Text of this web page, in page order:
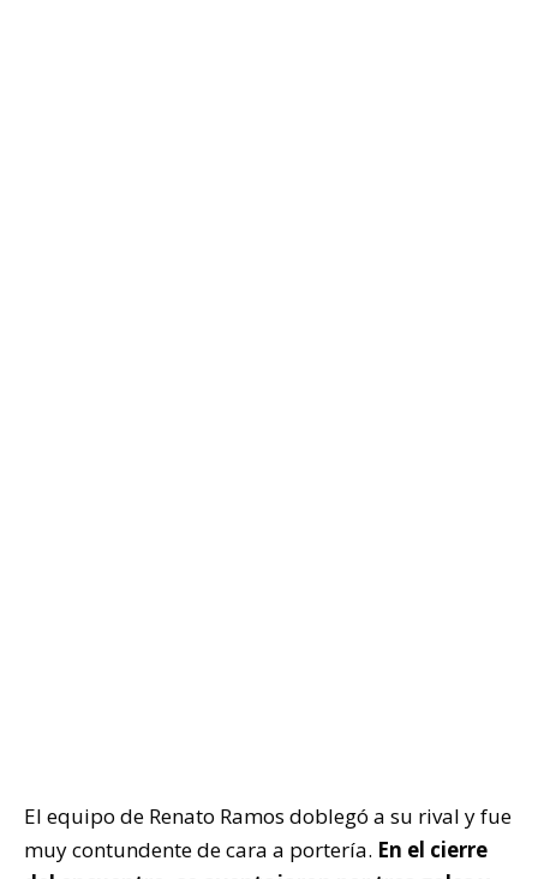
El equipo de Renato Ramos doblegó a su rival y fue
muy contundente de cara a portería. En el cierre